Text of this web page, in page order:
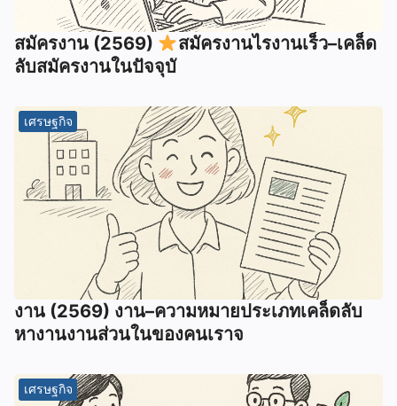
สมัครงาน (2569)
สมัครงานไรงานเร็ว–เคล็ด
ลับสมัครงานในปัจจุบั
เศรษฐกิจ
งาน (2569) งาน–ความหมายประเภทเคล็ดลับ
หางานงานส่วนในของคนเราจ
เศรษฐกิจ